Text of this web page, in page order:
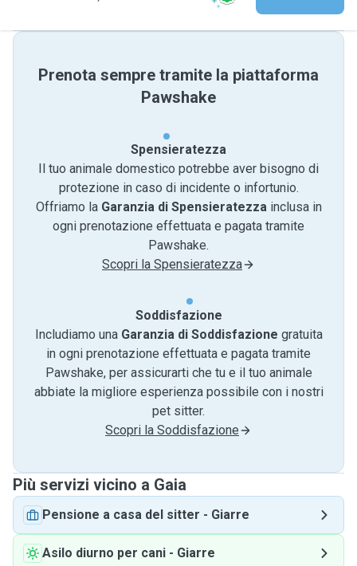
Prenota sempre tramite la piattaforma
Pawshake
Spensieratezza
Il tuo animale domestico potrebbe aver bisogno di
protezione in caso di incidente o infortunio.
Offriamo la Garanzia di Spensieratezzainclusa in
ogni prenotazione effettuata e pagata tramite
Pawshake.
Scopri la Spensieratezza
Soddisfazione
Includiamo una Garanzia di Soddisfazione gratuita
in ogni prenotazione effettuata e pagata tramite
Pawshake, per assicurarti che tu e il tuo animale
abbiate la migliore esperienza possibile con i nostri
pet sitter.
Scopri la Soddisfazione
Più servizi vicino a Gaia
Pensione a casa del sitter - Giarre
Asilo diurno per cani - Giarre